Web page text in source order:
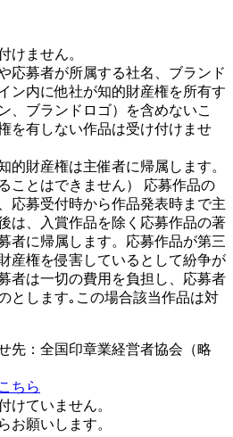
けません。
応募者が所属する社名、ブランド
ン内に他社が知的財産権を所有す
、ブランドロゴ）を含めないこ
を有しない作品は受け付けませ
財産権は主催者に帰属します。
ことはできません） 応募作品の
応募受付時から作品発表時まで主
は、入賞作品を除く応募作品の著
者に帰属します。応募作品が第三
産権を侵害しているとして紛争が
者は一切の費用を負担し、応募者
とします｡この場合該当作品は対
先：全国印章業経営者協会（略
こちら
けていません。
お願いします。